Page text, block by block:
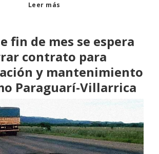
Leer más
fin de mes se espera
contrato para
y mantenimiento
Paraguarí-Villarrica